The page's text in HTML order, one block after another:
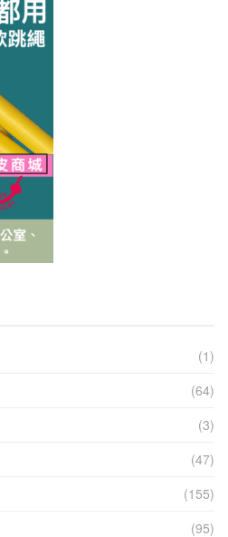
(1)
(64)
(3)
(47)
(155)
(95)